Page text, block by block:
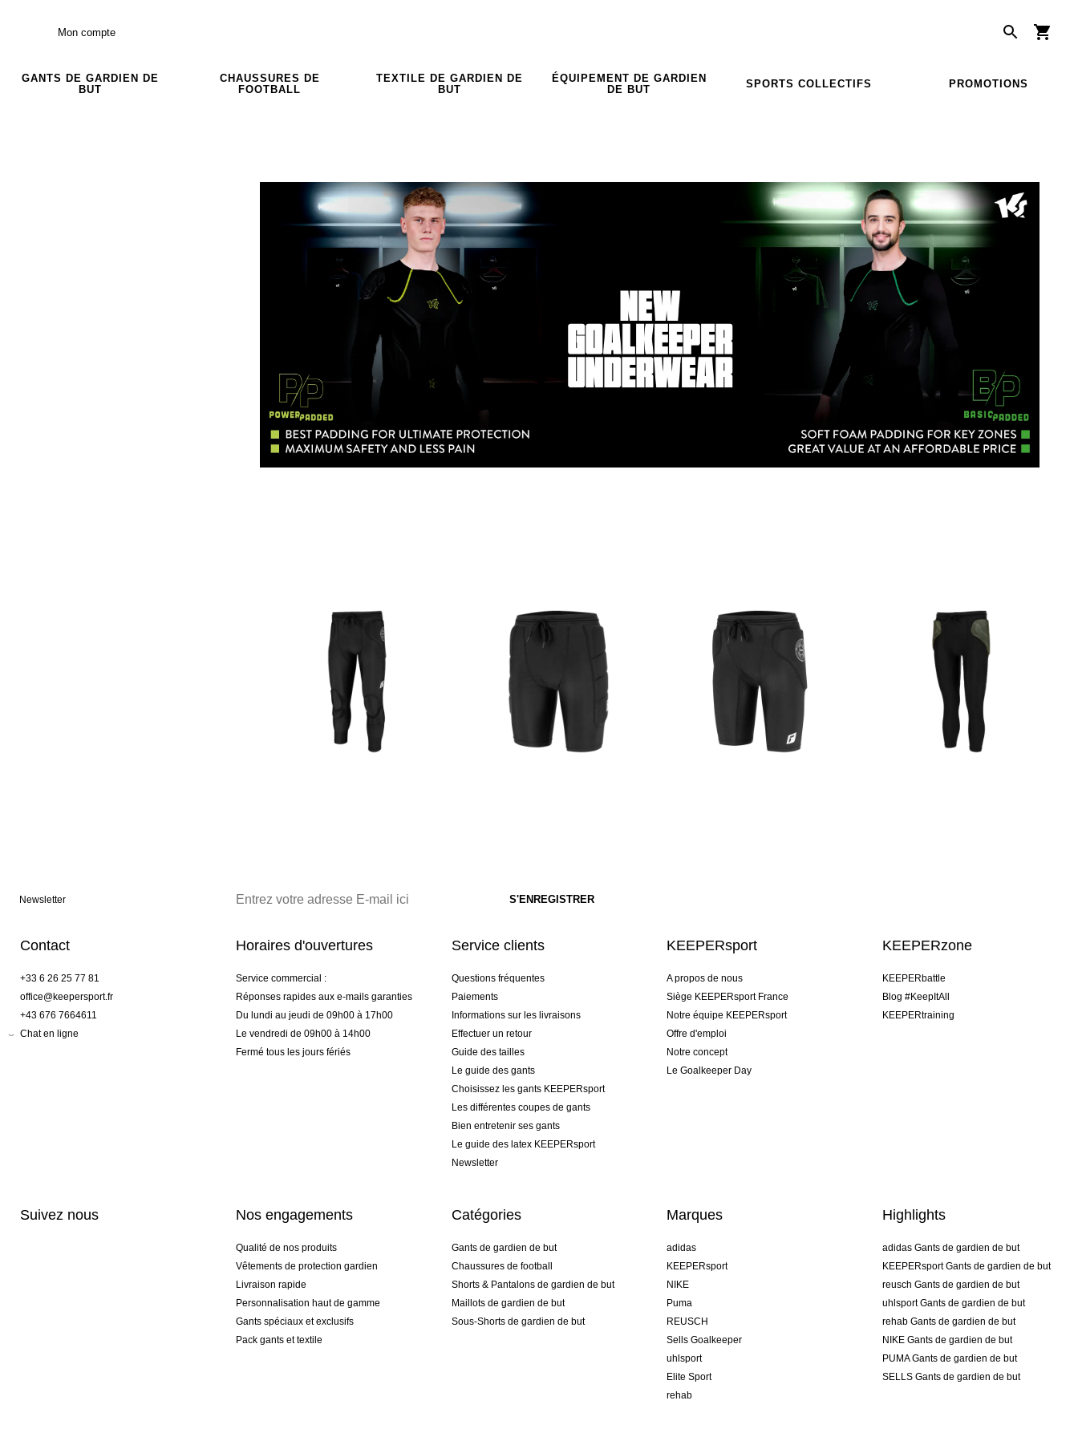
Mon compte
GANTS DE GARDIEN DE
BUT
CHAUSSURES DE
FOOTBALL
TEXTILE DE GARDIEN DE
BUT
ÉQUIPEMENT DE GARDIEN
DE BUT
SPORTS COLLECTIFS PROMOTIONS
Newsletter
Contact
+33 6 26 25 77 81
office@keepersport.fr
+43 676 7664611
Chat en ligne
Horaires d'ouvertures
Service commercial :
Réponses rapides aux e-mails garanties
Du lundi au jeudi de 09h00 à 17h00
Le vendredi de 09h00 à 14h00
Fermé tous les jours fériés
Service clients
Questions fréquentes
Paiements
Informations sur les livraisons
Effectuer un retour
Guide des tailles
Le guide des gants
Choisissez les gants KEEPERsport
Les différentes coupes de gants
Bien entretenir ses gants
Le guide des latex KEEPERsport
Newsletter
KEEPERsport
A propos de nous
Siège KEEPERsport France
Notre équipe KEEPERsport
Offre d'emploi
Notre concept
Le Goalkeeper Day
KEEPERzone
KEEPERbattle
Blog #KeepItAll
KEEPERtraining
Suivez nous Nos engagements
Qualité de nos produits
Vêtements de protection gardien
Livraison rapide
Personnalisation haut de gamme
Gants spéciaux et exclusifs
Pack gants et textile
Catégories
Gants de gardien de but
Chaussures de football
Shorts & Pantalons de gardien de but
Maillots de gardien de but
Sous-Shorts de gardien de but
Marques
adidas
KEEPERsport
NIKE
Puma
REUSCH
Sells Goalkeeper
uhlsport
Elite Sport
rehab
Highlights
adidas Gants de gardien de but
KEEPERsport Gants de gardien de but
reusch Gants de gardien de but
uhlsport Gants de gardien de but
rehab Gants de gardien de but
NIKE Gants de gardien de but
PUMA Gants de gardien de but
SELLS Gants de gardien de but